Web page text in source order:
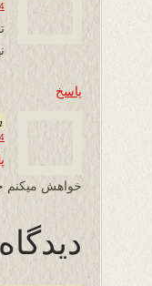
4 ژوئن 2026 در 14:10
پاسخ
4 ژوئن 2026 در 16:19
خواهش میکنم